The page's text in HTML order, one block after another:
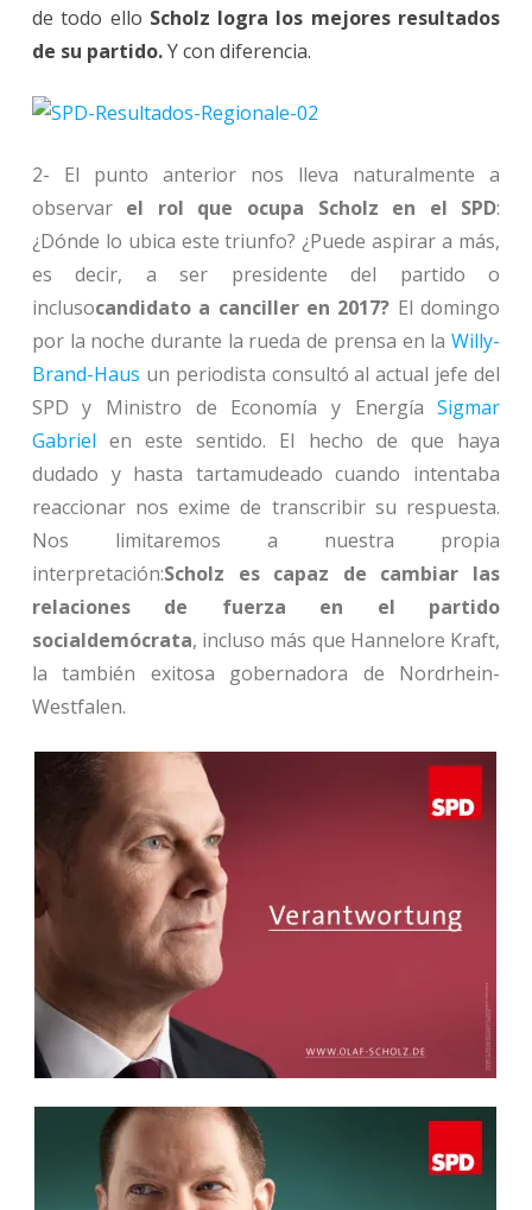
de todo ello Scholz logra los mejores resultados
de su partido.Y con diferencia.
2- El punto anterior nos lleva naturalmente a
observar el rol que ocupa Scholz en el SPD:
¿Dónde lo ubica este triunfo? ¿Puede aspirar a más,
es decir, a ser presidente del partido o
inclusocandidato a canciller en 2017? El domingo
por la noche durante la rueda de prensa en laWilly-
Brand-Haus un periodista consultó al actual jefe del
SPD y Ministro de Economía y EnergíaSigmar
Gabriel en este sentido. El hecho de que haya
dudado y hasta tartamudeado cuando intentaba
reaccionar nos exime de transcribir su respuesta.
Nos limitaremos a nuestra propia
interpretación:Scholz es capaz de cambiar las
relaciones de fuerza en el partido
socialdemócrata, incluso más que Hannelore Kraft,
la también exitosa gobernadora de Nordrhein-
Westfalen.